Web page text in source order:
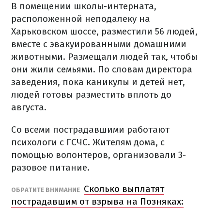
В помещении школы-интерната,
расположенной неподалеку на
Харьковском шоссе, разместили 56 людей,
вместе с эвакуированными домашними
животными. Размещали людей так, чтобы
они жили семьями. По словам директора
заведения, пока каникулы и детей нет,
людей готовы разместить вплоть до
августа.
Со всеми пострадавшими работают
психологи с ГСЧС. Жителям дома, с
помощью волонтеров, организовали 3-
разовое питание.
ОБРАТИТЕ ВНИМАНИЕ Сколько выплатят
пострадавшим от взрыва на Позняках: